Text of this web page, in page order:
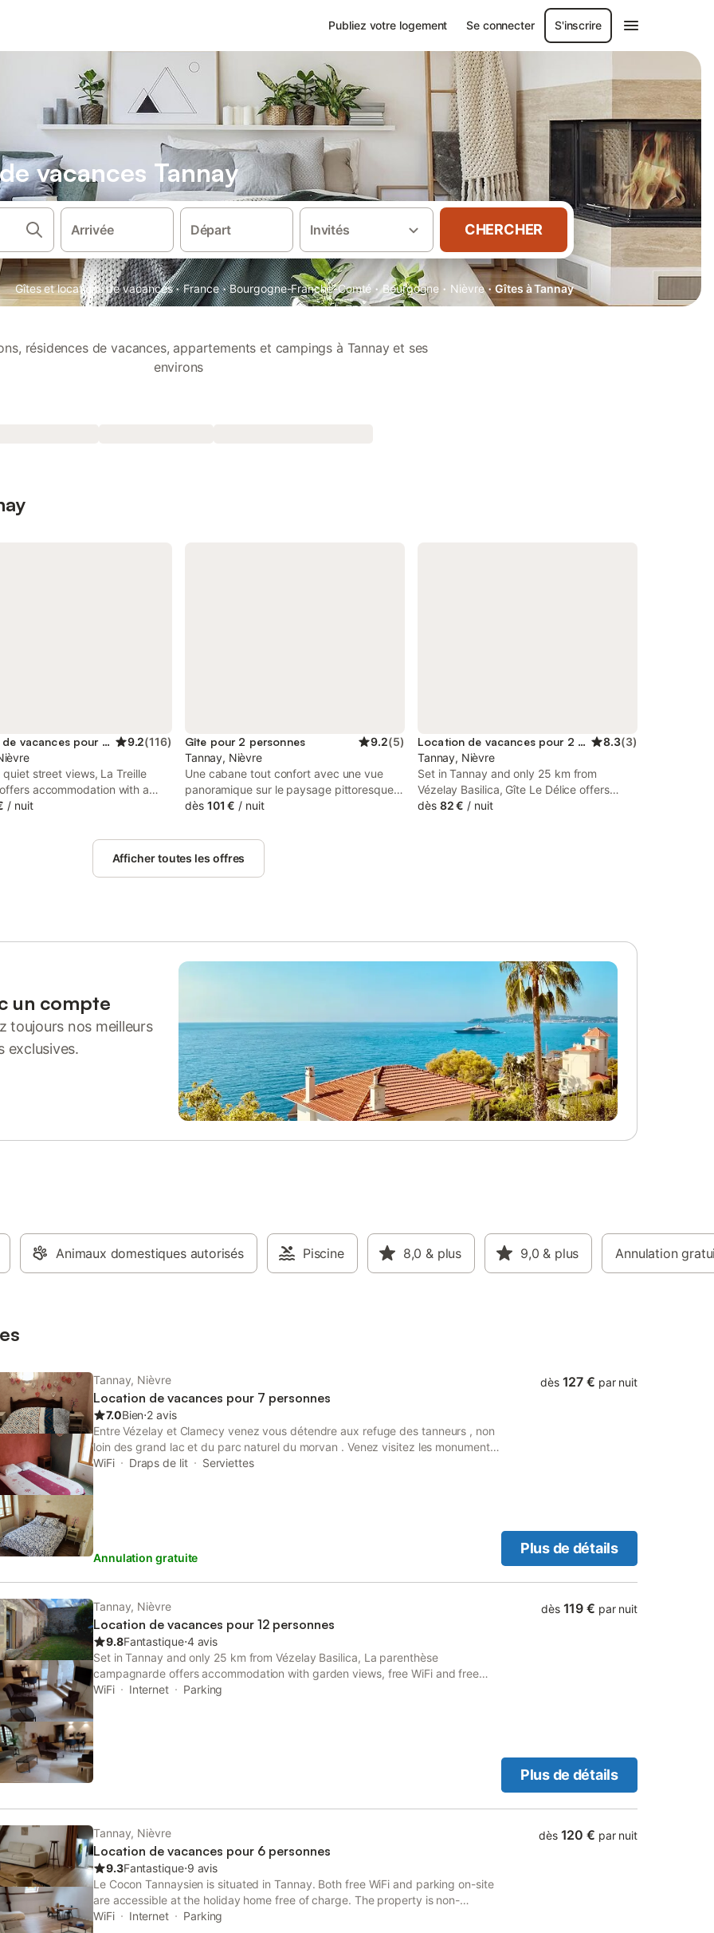
Publiez votre logement Se connecter S'inscrire
vacances Tannay
Arrivée Départ Invités CHERCHER
Gîtes et locations de vacances · France · Bourgogne-Franche-Comté · Bourgogne · Nièvre · Gîtes à Tannay
résidences de vacances, appartements et campings à Tannay et ses
environs
Location de vacances pour 4 personnes 9.2(116)
quiet street views, La Treille
accommodation with a
a terrace, around 24 km from
site are available at the bed
/ nuit
Gîte pour 2 personnes 9.2(5)
Tannay, Nièvre
Une cabane tout confort avec une vue
panoramique sur le paysage pittoresque
de la Nièvre. Construite au printemps de
de qualité pour profiter de ce bel endroit
les quatre saisons de l'année. Cette petite
dès 101 € / nuit
Location de vacances pour 2 personnes 8.3(3)
Tannay, Nièvre
Set in Tannay and only 25 km from
Vézelay Basilica, Gîte Le Délice offers
accommodation with mountain views, free
dès 82 € / nuit
Afficher toutes les offres
un compte
toujours nos meilleurs
exclusives.
Animaux domestiques autorisés Piscine 8,0 & plus 9,0 & plus Annulation
Tannay, Nièvre
Location de vacances pour 7 personnes
7.0Bien⋅2 avis
Entre Vézelay et Clamecy venez vous détendre aux refuge des tanneurs , non
loin des grand lac et du parc naturel du morvan . Venez visitez les monuments
historiques comme la basilique de Vézelay , Clamecy ville historique des
WiFi Draps de lit Serviettes
Annulation gratuite
dès 127 € par nuit
Plus de détails
Tannay, Nièvre
Location de vacances pour 12 personnes
9.8Fantastique⋅4 avis
Set in Tannay and only 25 km from Vézelay Basilica, La parenthèse
campagnarde offers accommodation with garden views, free WiFi and free
private parking. This holiday home has a garden.
WiFi Internet Parking
dès 119 € par nuit
Plus de détails
Tannay, Nièvre
Location de vacances pour 6 personnes
9.3Fantastique⋅9 avis
Le Cocon Tannaysien is situated in Tannay. Both free WiFi and parking on-site
are accessible at the holiday home free of charge. The property is non-
smoking and is set 25 km from Vézelay Basilica.
WiFi Internet Parking
dès 120 € par nuit